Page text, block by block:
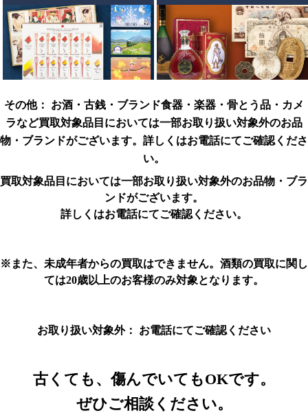
その他：
お酒・古銭・ブランド食器・楽器・骨とう品・カメ
ラなど買取対象品目においては一部お取り扱い対象外のお品
物・ブランドがございます。 詳しくはお電話にてご確認くださ
い。
買取対象品目においては一部お取り扱い対象外のお品物・ブラ
ンドがございます。
詳しくはお電話にてご確認ください。
※また、未成年者からの買取はできません。酒類の買取に関し
ては20歳以上のお客様のみ対象となります。
お取り扱い対象外： お電話にてご確認ください
古くても、傷んでいてもOKです。
ぜひご相談ください。